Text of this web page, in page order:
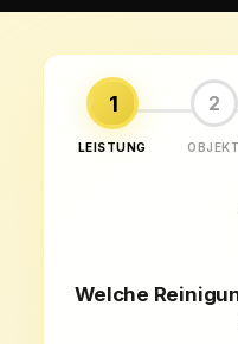
1
LEISTUNG
2
OBJEKT
Welche